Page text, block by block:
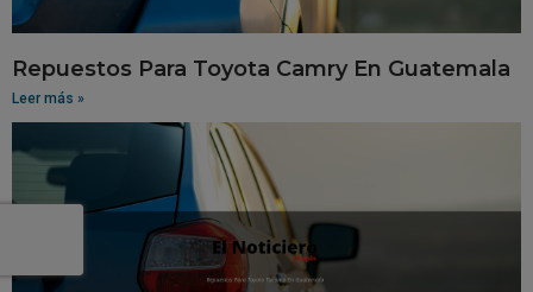
Repuestos Para Toyota Camry En Guatemala
Leer más »